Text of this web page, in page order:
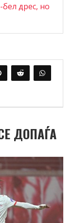
дрес, но
ДОПАЃА